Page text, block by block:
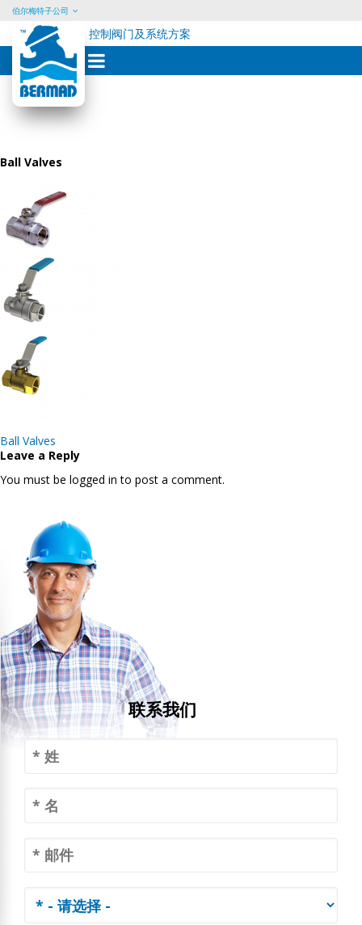
Skip
content
伯尔梅特子公司
控制阀门及系统方案
Ball Valves
Post
navigation
Ball Valves
Leave a Reply
You must be logged in to post a comment.
联系我们